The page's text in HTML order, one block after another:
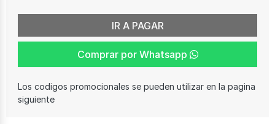
IR A PAGAR
Comprar por Whatsapp
Los codigos promocionales se pueden utilizar en la pagina
siguiente